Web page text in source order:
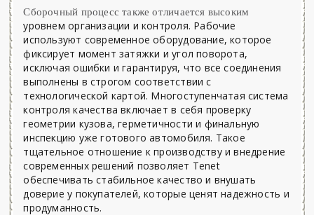
Сборочный процесс также отличается высоким
уровнем организации и контроля. Рабочие
используют современное оборудование, которое
фиксирует момент затяжки и угол поворота,
исключая ошибки и гарантируя, что все соединения
выполнены в строгом соответствии с
технологической картой. Многоступенчатая система
контроля качества включает в себя проверку
геометрии кузова, герметичности и финальную
инспекцию уже готового автомобиля. Такое
тщательное отношение к производству и внедрение
современных решений позволяет Tenet
обеспечивать стабильное качество и внушать
доверие у покупателей, которые ценят надежность и
продуманность.